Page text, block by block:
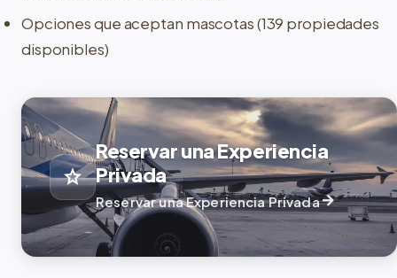
Opciones que aceptan mascotas (139 propiedades
disponibles)
star
Reservar una Experiencia
Privada
Reservar una Experiencia Privadaarrow_forward